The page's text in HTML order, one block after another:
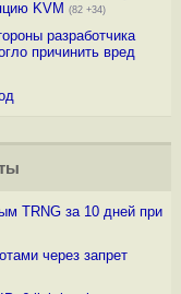
KVM (82 +34)
разработчика
причинить вред
TRNG за 10 дней при
через запрет